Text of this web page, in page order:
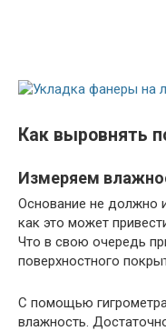
Как выровнять
Измеряем
Основание не должно
как это может
Что в свою очередь
поверхностного
С помощью
влажность.